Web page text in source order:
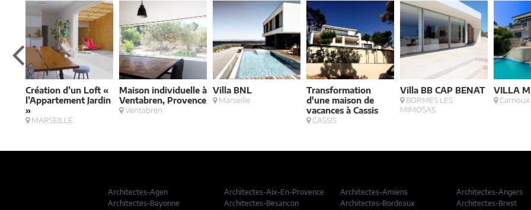
Création d’un Loft «
l’Appartement Jardin
»
MARSEILLE
Maison individuelle à
Ventabren, Provence
Ventabren
Villa BNL
Marseille
Transformation
d'une maison de
vacances à Cassis
CASSIS
Villa BB CAP BENAT
BORMES LES
MIMOSAS
VILLA
Architectes-Agen Architectes-Aix-En-Provence Architectes-Amiens Architectes-Angers
Architectes-Bayonne
Architectes-Besancon Architectes-Bordeaux Architectes-Brest